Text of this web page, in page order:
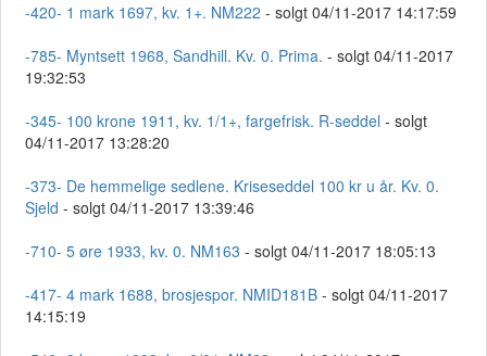
-420- 1 mark 1697, kv. 1+. NM222 - solgt 04/11-2017 14:17:59
-785- Myntsett 1968, Sandhill. Kv. 0. Prima. - solgt 04/11-2017
19:32:53
-345- 100 krone 1911, kv. 1/1+, fargefrisk. R-seddel - solgt
04/11-2017 13:28:20
-373- De hemmelige sedlene. Kriseseddel 100 kr u år. Kv. 0.
Sjeld - solgt 04/11-2017 13:39:46
-710- 5 øre 1933, kv. 0. NM163 - solgt 04/11-2017 18:05:13
-417- 4 mark 1688, brosjespor. NMID181B - solgt 04/11-2017
14:15:19